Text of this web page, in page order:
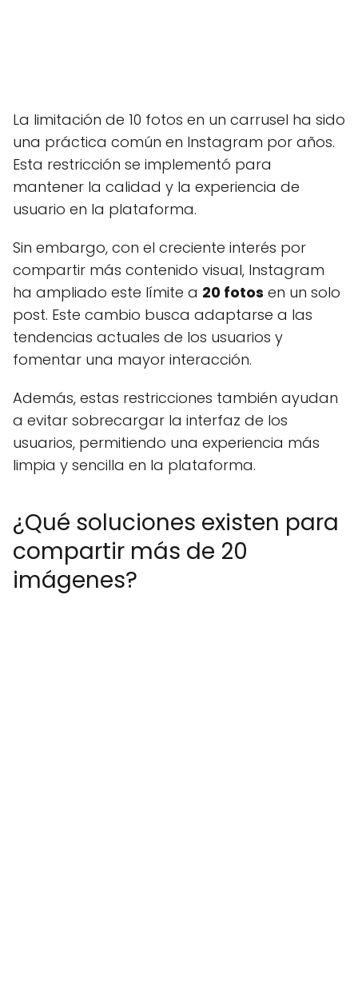
La limitación de 10 fotos en un carrusel ha sido
una práctica común en Instagram por años.
Esta restricción se implementó para
mantener la calidad y la experiencia de
usuario en la plataforma.
Sin embargo, con el creciente interés por
compartir más contenido visual, Instagram
ha ampliado este límite a 20 fotos en un solo
post. Este cambio busca adaptarse a las
tendencias actuales de los usuarios y
fomentar una mayor interacción.
Además, estas restricciones también ayudan
a evitar sobrecargar la interfaz de los
usuarios, permitiendo una experiencia más
limpia y sencilla en la plataforma.
¿Qué soluciones existen para
compartir más de 20
imágenes?